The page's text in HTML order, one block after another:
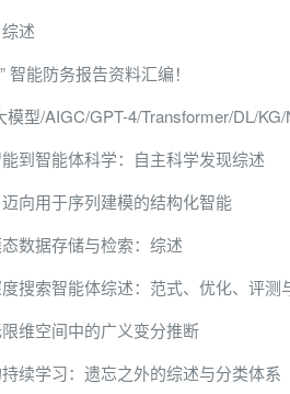
述
智能防务报告资料汇编！
模型/AIGC/GPT-4/Transformer/DL/
到智能体科学：自主科学发现综述
迈向用于序列建模的结构化智能
数据存储与检索：综述
搜索智能体综述：范式、优化、评测
限维空间中的广义变分推断
续学习：遗忘之外的综述与分类体系